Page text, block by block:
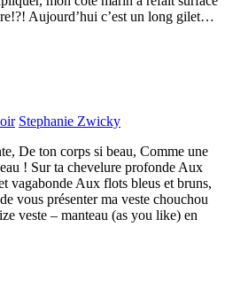
Aujourd’hui c’est un long gilet…
Stephanie Zwicky
De ton corps si beau, Comme une
! Sur ta chevelure profonde Aux
vagabonde Aux flots bleus et bruns,
vous présenter ma veste chouchou
veste – manteau (as you like) en